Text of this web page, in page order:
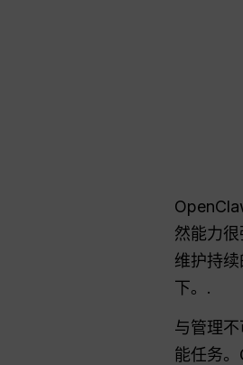
然能力
维护持
下。.
与管理
能任务